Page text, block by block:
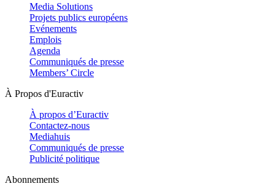
Media Solutions
Projets publics européens
Evénements
Emplois
Agenda
Communiqués de presse
Members’ Circle
À Propos d'Euractiv
À propos d’Euractiv
Contactez-nous
Mediahuis
Communiqués de presse
Publicité politique
Abonnements